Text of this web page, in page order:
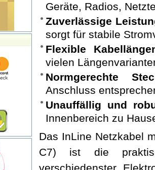
Geräte, Radios,
Zuverlässige
sorgt für stabile
Flexible
vielen
Normgerechte
Anschluss
Unauffällig und
Innenbereich zu
Das InLine Netzkabel
C7) ist die